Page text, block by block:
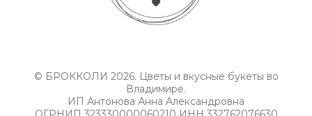
© БРОККОЛИ 2026. Цветы и вкусные букеты во
Владимире.
ИП Антонова Анна Александровна